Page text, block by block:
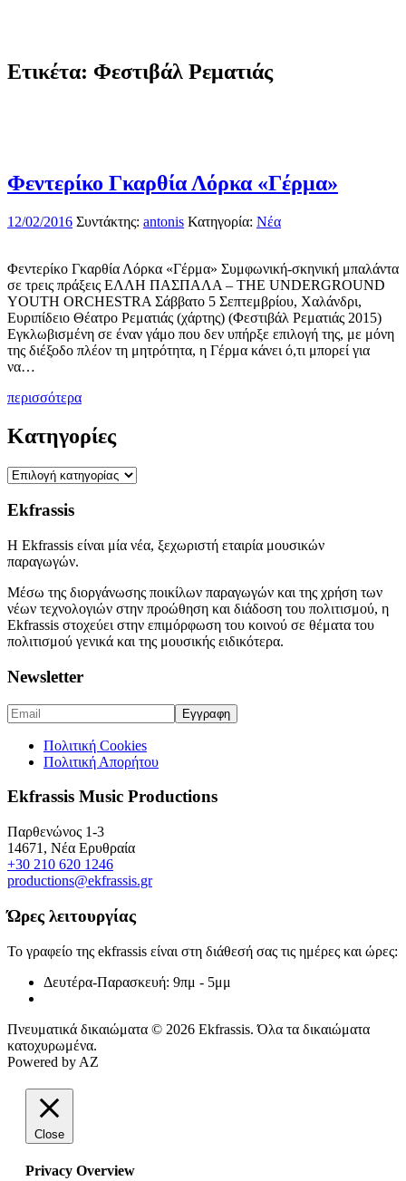
Ετικέτα: Φεστιβάλ Ρεματιάς
Φεντερίκο Γκαρθία Λόρκα «Γέρμα»
12/02/2016 Συντάκτης: antonis Κατηγορία: Νέα
Φεντερίκο Γκαρθία Λόρκα «Γέρμα» Συμφωνική-σκηνική μπαλάντα
σε τρεις πράξεις ΕΛΛΗ ΠΑΣΠΑΛΑ – THE UNDERGROUND
YOUTH ORCHESTRA Σάββατο 5 Σεπτεμβρίου, Χαλάνδρι,
Ευριπίδειο Θέατρο Ρεματιάς (χάρτης) (Φεστιβάλ Ρεματιάς 2015)
Εγκλωβισμένη σε έναν γάμο που δεν υπήρξε επιλογή της, με μόνη
της διέξοδο πλέον τη μητρότητα, η Γέρμα κάνει ό,τι μπορεί για
να…
περισσότερα
Kατηγορίες
Kατηγορίες
Ekfrassis
H Ekfrassis είναι μία νέα, ξεχωριστή εταιρία μουσικών
παραγωγών.
Μέσω της διοργάνωσης ποικίλων παραγωγών και της χρήση των
νέων τεχνολογιών στην προώθηση και διάδοση του πολιτισμού, η
Ekfrassis στοχεύει στην επιμόρφωση του κοινού σε θέματα του
πολιτισμού γενικά και της μουσικής ειδικότερα.
Newsletter
Πολιτική Cookies
Πολιτική Απορήτου
Ekfrassis Music Productions
Παρθενώνος 1-3
14671, Νέα Ερυθραία
+30 210 620 1246
productions@ekfrassis.gr
Ώρες λειτουργίας
Το γραφείο της ekfrassis είναι στη διάθεσή σας τις ημέρες και ώρες:
Δευτέρα-Παρασκευή: 9πμ - 5μμ
Πνευματικά δικαιώματα © 2026 Ekfrassis. Όλα τα δικαιώματα
κατοχυρωμένα.
Powered by AZ
Close
Privacy Overview